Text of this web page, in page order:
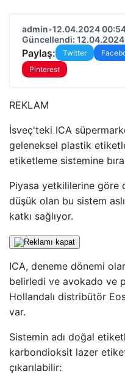
admin•12.04.2024
Güncellendi:
Paylaş: Twitter
Pinterest
REKLAM
İsveç'teki ICA
geleneksel plastik
etiketleme sistemine
Piyasa yetkililerine göre
düşük olan bu sistem
katkı sağlıyor.
ICA, deneme dönemi
belirledi ve avokado ve
Hollandalı distribütör
var.
Sistemin adı doğal
karbondioksit lazer
çıkarılabilir: